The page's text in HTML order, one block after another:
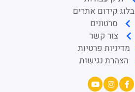
בלוג קידום אתרים
סרטונים
צור קשר
מדיניות פרטיות
הצהרת נגישות